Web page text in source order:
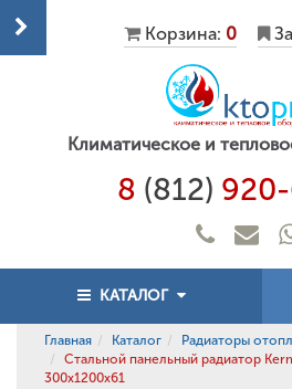
Корзина: 0
Климатическое и
8 (812)
КАТАЛОГ
Главная Каталог
Радиаторы
Стальной панельный радиатор
300x1200x61